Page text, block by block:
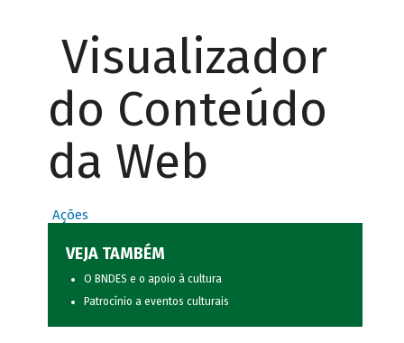
Visualizador
do Conteúdo
da Web
Ações
VEJA TAMBÉM
O BNDES e o apoio à cultura
Patrocínio a eventos culturais